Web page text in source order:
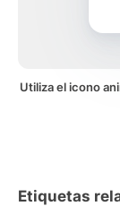
Utiliza el icono
Etiquetas